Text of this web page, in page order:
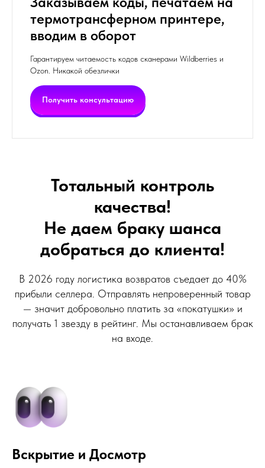
термотрансферном принтере,
вводим в оборот
Гарантируем читаемость кодов сканерами Wildberries и
Ozon. Никакой обезлички
Получить консультацию
Тотальный контроль
качества!
Не даем браку шанса
добраться до клиента!
В 2026 году логистика возвратов съедает до 40%
прибыли селлера. Отправлять непроверенный товар
— значит добровольно платить за «покатушки» и
получать 1 звезду в рейтинг. Мы останавливаем брак
на входе.
Вскрытие и Досмотр